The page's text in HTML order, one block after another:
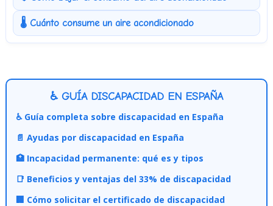
🌡️ Cuánto consume un aire acondicionado
♿ GUÍA DISCAPACIDAD EN ESPAÑA
♿ Guía completa sobre discapacidad en España
📄 Ayudas por discapacidad en España
🏥 Incapacidad permanente: qué es y tipos
📑 Beneficios y ventajas del 33% de discapacidad
🏢 Cómo solicitar el certificado de discapacidad